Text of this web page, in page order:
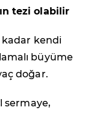
tezi olabilir
kadar kendi
büyüme
doğar.
sermaye,